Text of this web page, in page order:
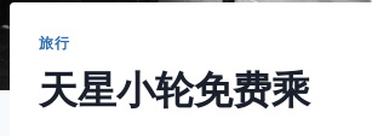
旅行
天星小轮免费乘